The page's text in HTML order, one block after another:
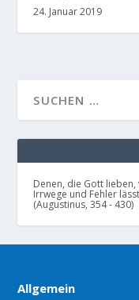
24. Januar 2019
Denen, die Gott
Irrwege und Fehler
(Augustinus, 354 - 430)
Allgemein